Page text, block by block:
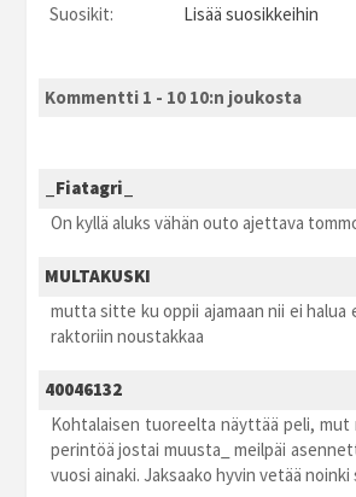
Suosikit:
Lisää suosikkeihin
Kommentti 1 - 10 10:n joukosta
_Fiatagri_
On kyllä aluks vähän outo ajettava
MULTAKUSKI
mutta sitte ku oppii ajamaan nii ei halua
raktoriin noustakkaa
40046132
Kohtalaisen tuoreelta näyttää peli, mut
perintöä jostai muusta_ meilpäi
vuosi ainaki. Jaksaako hyvin vetää noinki